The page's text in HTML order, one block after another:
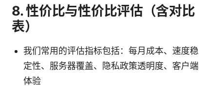
8. 性价比与性价比评估（含对比
表）
我们常用的评估指标包括：每月成本、速度稳
定性、服务器覆盖、隐私政策透明度、客户端
体验